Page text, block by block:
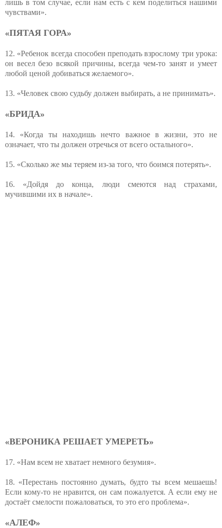
лишь в том случае, если нам есть с кем поделиться нашими
чувствами».
«ПЯТАЯ ГОРА»
12. «Ребенок всегда способен преподать взрослому три урока:
он весел безо всякой причины, всегда чем-то занят и умеет
любой ценой добиваться желаемого».
13. «Человек свою судьбу должен выбирать, а не принимать».
«БРИДА»
14. «Когда ты находишь нечто важное в жизни, это не
означает, что ты должен отречься от всего остального».
15. «Сколько же мы теряем из-за того, что боимся потерять».
16. «Дойдя до конца, люди смеются над страхами,
мучившими их в начале».
«ВЕРОНИКА РЕШАЕТ УМЕРЕТЬ»
17. «Нам всем не хватает немного безумия».
18. «Перестань постоянно думать, будто ты всем мешаешь!
Если кому-то не нравится, он сам пожалуется. А если ему не
достаёт смелости пожаловаться, то это его проблема».
«АЛЕФ»